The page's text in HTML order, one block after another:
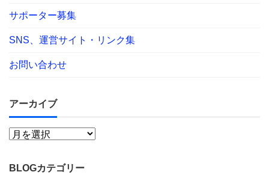
サポーター募集
SNS、運営サイト・リンク集
お問い合わせ
アーカイブ
BLOGカテゴリー